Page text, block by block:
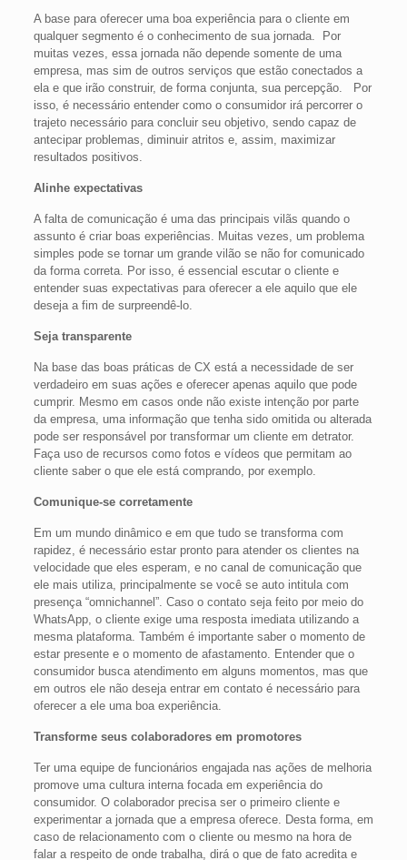
A base para oferecer uma boa experiência para o cliente em
qualquer segmento é o conhecimento de sua jornada. Por
muitas vezes, essa jornada não depende somente de uma
empresa, mas sim de outros serviços que estão conectados a
ela e que irão construir, de forma conjunta, sua percepção. Por
isso, é necessário entender como o consumidor irá percorrer o
trajeto necessário para concluir seu objetivo, sendo capaz de
antecipar problemas, diminuir atritos e, assim, maximizar
resultados positivos.
Alinhe expectativas
A falta de comunicação é uma das principais vilãs quando o
assunto é criar boas experiências. Muitas vezes, um problema
simples pode se tornar um grande vilão se não for comunicado
da forma correta. Por isso, é essencial escutar o cliente e
entender suas expectativas para oferecer a ele aquilo que ele
deseja a fim de surpreendê-lo.
Seja transparente
Na base das boas práticas de CX está a necessidade de ser
verdadeiro em suas ações e oferecer apenas aquilo que pode
cumprir. Mesmo em casos onde não existe intenção por parte
da empresa, uma informação que tenha sido omitida ou alterada
pode ser responsável por transformar um cliente em detrator.
Faça uso de recursos como fotos e vídeos que permitam ao
cliente saber o que ele está comprando, por exemplo.
Comunique-se corretamente
Em um mundo dinâmico e em que tudo se transforma com
rapidez, é necessário estar pronto para atender os clientes na
velocidade que eles esperam, e no canal de comunicação que
ele mais utiliza, principalmente se você se auto intitula com
presença “omnichannel”. Caso o contato seja feito por meio do
WhatsApp, o cliente exige uma resposta imediata utilizando a
mesma plataforma. Também é importante saber o momento de
estar presente e o momento de afastamento. Entender que o
consumidor busca atendimento em alguns momentos, mas que
em outros ele não deseja entrar em contato é necessário para
oferecer a ele uma boa experiência.
Transforme seus colaboradores em promotores
Ter uma equipe de funcionários engajada nas ações de melhoria
promove uma cultura interna focada em experiência do
consumidor. O colaborador precisa ser o primeiro cliente e
experimentar a jornada que a empresa oferece. Desta forma, em
caso de relacionamento com o cliente ou mesmo na hora de
falar a respeito de onde trabalha, dirá o que de fato acredita e